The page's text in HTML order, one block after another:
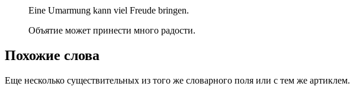
Eine Umarmung kann viel Freude bringen.
Объятие может принести много радости.
Похожие слова
Еще несколько существительных из того же словарного поля или с тем же артиклем.